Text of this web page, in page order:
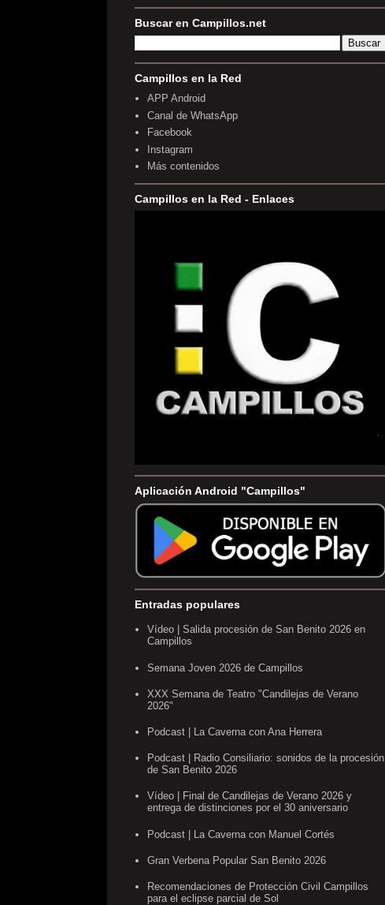
Buscar en Campillos.net
Campillos en la Red
APP Android
Canal de WhatsApp
Facebook
Instagram
Más contenidos
Campillos en la Red - Enlaces
Aplicación Android "Campillos"
Entradas populares
Vídeo | Salida procesión de San Benito 2026 en
Campillos
Semana Joven 2026 de Campillos
XXX Semana de Teatro "Candilejas de Verano
2026"
Podcast | La Caverna con Ana Herrera
Podcast | Radio Consiliario: sonidos de la procesión
de San Benito 2026
Vídeo | Final de Candilejas de Verano 2026 y
entrega de distinciones por el 30 aniversario
Podcast | La Caverna con Manuel Cortés
Gran Verbena Popular San Benito 2026
Recomendaciones de Protección Civil Campillos
para el eclipse parcial de Sol